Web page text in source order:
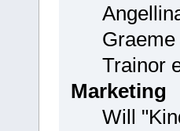
Trainor
Marketing
Will